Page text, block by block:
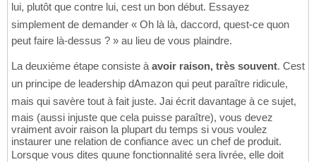
lui, plutôt que contre lui, cest un bon début. Essayez
simplement de demander « Oh là là, daccord, quest-ce quon
peut faire là-dessus ? » au lieu de vous plaindre.
La deuxième étape consiste à avoir raison, très souvent. Cest
un principe de leadership dAmazon qui peut paraître ridicule,
mais qui savère tout à fait juste. Jai écrit davantage à ce sujet,
mais (aussi injuste que cela puisse paraître), vous devez
vraiment avoir raison la plupart du temps si vous voulez
instaurer une relation de confiance avec un chef de produit.
Lorsque vous dites quune fonctionnalité sera livrée, elle doit